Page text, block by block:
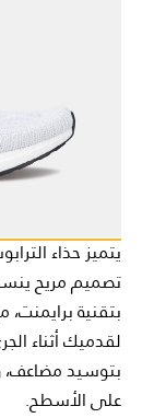
تصميم مريح
بتقنية
لقدميك أثناء
بتوسيد مضاعف،
على الأسطح.